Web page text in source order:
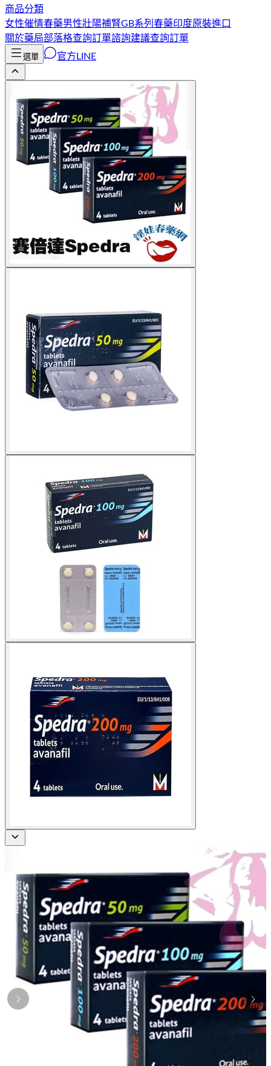
商品分類
女性催情春藥男性壯陽補腎GB系列春藥印度原裝進口
關於藥局部落格查詢訂單諮詢建議查詢訂單
選單 官方LINE